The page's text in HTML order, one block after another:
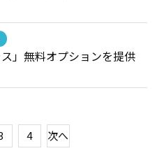
」無料オプションを提供
4 次へ